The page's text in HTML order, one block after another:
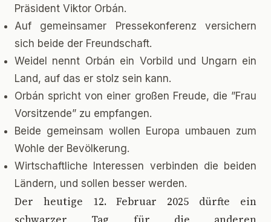
Präsident Viktor Orbán.
Auf gemeinsamer Pressekonferenz versichern
sich beide der Freundschaft.
Weidel nennt Orbán ein Vorbild und Ungarn ein
Land, auf das er stolz sein kann.
Orbán spricht von einer großen Freude, die ”Frau
Vorsitzende” zu empfangen.
Beide gemeinsam wollen Europa umbauen zum
Wohle der Bevölkerung.
Wirtschaftliche Interessen verbinden die beiden
Ländern, und sollen besser werden.
Der heutige 12. Februar 2025 dürfte ein